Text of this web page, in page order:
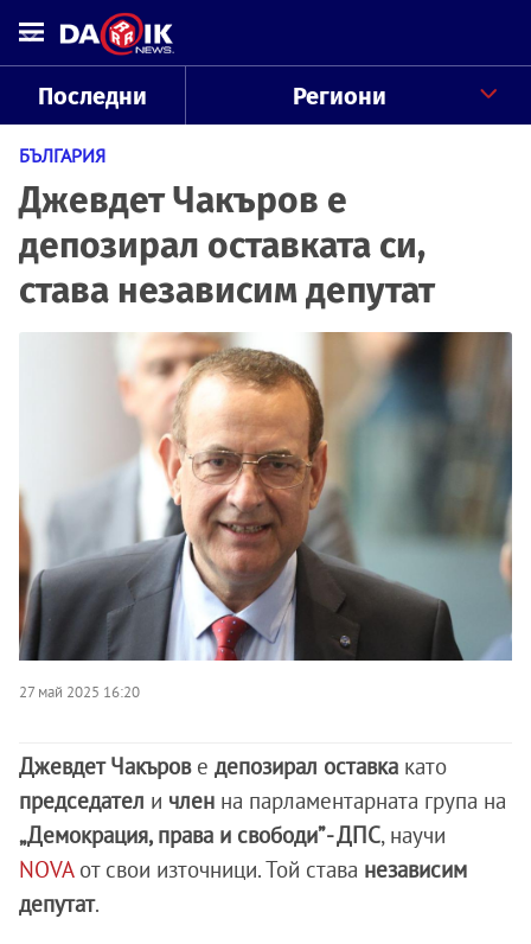
Последни Региони
БЪЛГАРИЯ
Джевдет Чакъров е
депозирал оставката си,
става независим депутат
27 май 2025 16:20
Джевдет Чакърове депозирал оставка като
председател и член на парламентарната група на
„Демокрация, права и свободи” - ДПС, научи
NOVAот свои източници. Той става независим
депутат.